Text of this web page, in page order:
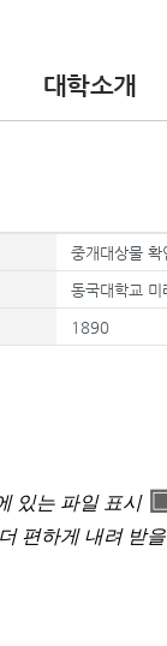
대학소개
•인사말
중개대상물
동국대학교 미
1890
있는 파일 표시
편하게 내려 받